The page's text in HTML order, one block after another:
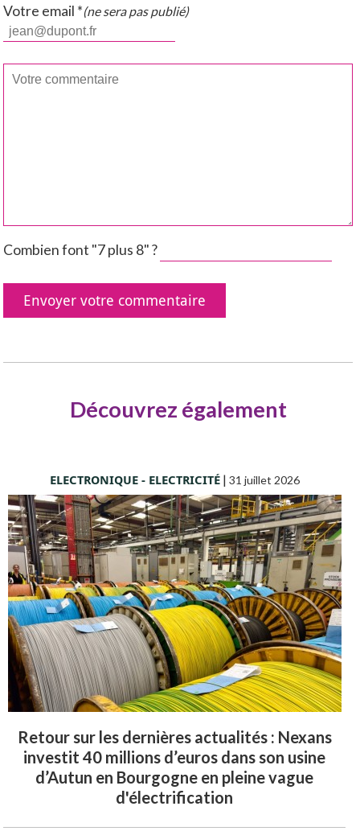
Votre email *(ne sera pas publié)
Combien font "7 plus 8" ?
Découvrez également
ELECTRONIQUE - ELECTRICITÉ| 31 juillet 2026
Retour sur les dernières actualités : Nexans
investit 40 millions d’euros dans son usine
d’Autun en Bourgogne en pleine vague
d'électrification